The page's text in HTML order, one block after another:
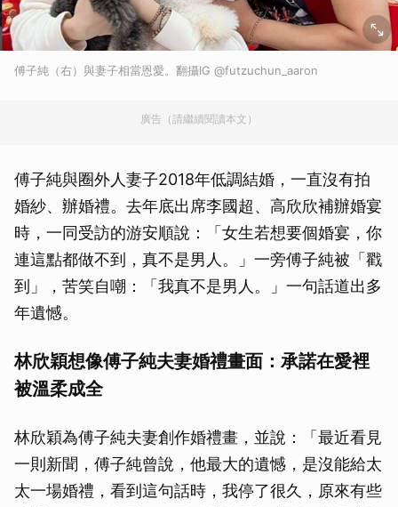
傅子純（右）與妻子相當恩愛。翻攝IG @futzuchun_aaron
廣告（請繼續閱讀本文）
傅子純與圈外人妻子2018年低調結婚，一直沒有拍
婚紗、辦婚禮。去年底出席李國超、高欣欣補辦婚宴
時，一同受訪的游安順說：「女生若想要個婚宴，你
連這點都做不到，真不是男人。」一旁傅子純被「戳
到」，苦笑自嘲：「我真不是男人。」一句話道出多
年遺憾。
林欣穎想像傅子純夫妻婚禮畫面：承諾在愛裡
被溫柔成全
林欣穎為傅子純夫妻創作婚禮畫，並說：「最近看見
一則新聞，傅子純曾說，他最大的遺憾，是沒能給太
太一場婚禮，看到這句話時，我停了很久，原來有些